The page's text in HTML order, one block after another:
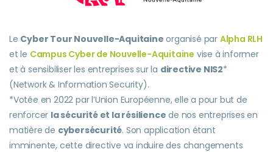
Le Cyber Tour Nouvelle-Aquitaine organisé par Alpha RLH
et le Campus Cyber de Nouvelle-Aquitaine vise à informer
et à sensibiliser les entreprises sur la directive NIS2*
(Network & Information Security).
*Votée en 2022 par l’Union Européenne, elle a pour but de
renforcer la sécurité et la résilience de nos entreprises en
matière de cybersécurité. Son application étant
imminente, cette directive va induire des changements